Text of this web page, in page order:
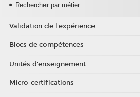
Rechercher par métier
Validation de l'expérience
Blocs de compétences
Unités d'enseignement
Micro-certifications